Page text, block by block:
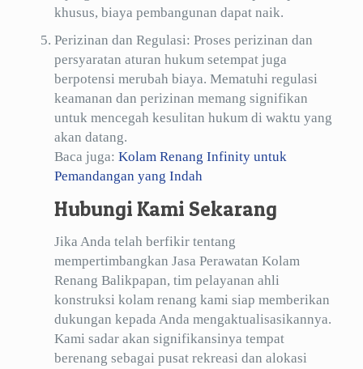
khusus, biaya pembangunan dapat naik.
Perizinan dan Regulasi: Proses perizinan dan
persyaratan aturan hukum setempat juga
berpotensi merubah biaya. Mematuhi regulasi
keamanan dan perizinan memang signifikan
untuk mencegah kesulitan hukum di waktu yang
akan datang.
Baca juga: Kolam Renang Infinity untuk
Pemandangan yang Indah
Hubungi Kami Sekarang
Jika Anda telah berfikir tentang
mempertimbangkan Jasa Perawatan Kolam
Renang Balikpapan, tim pelayanan ahli
konstruksi kolam renang kami siap memberikan
dukungan kepada Anda mengaktualisasikannya.
Kami sadar akan signifikansinya tempat
berenang sebagai pusat rekreasi dan alokasi